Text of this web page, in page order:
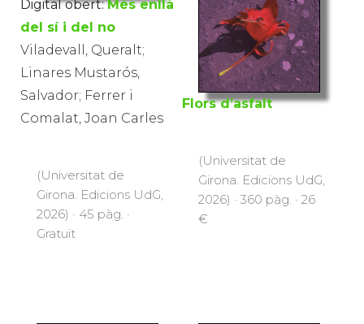
Digital obert: Més enllà
del sí i del no
Viladevall, Queralt;
Linares Mustarós,
Salvador; Ferrer i
Comalat, Joan Carles
(Universitat de
Girona. Edicions UdG,
2026) · 45 pàg. ·
Gratuït
Flors d’asfalt
(Universitat de
Girona. Edicions UdG,
2026) · 360 pàg. · 26
€